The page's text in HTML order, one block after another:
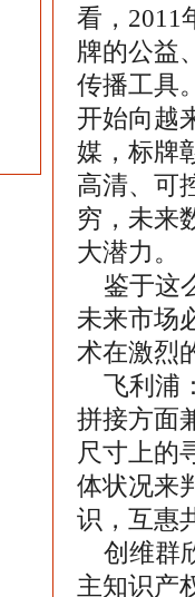
看，2011
牌的公益
传播工具
开始向越
媒，标牌
高清、可
穷，未来
大潜力。
鉴于这
未来市场
术在激烈
飞利浦
拼接方面
尺寸上的
体状况来
识，互惠
创维群
主知识产